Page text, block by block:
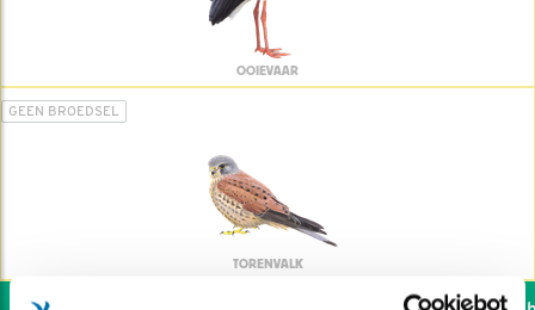
OOIEVAAR
GEEN BROEDSEL
TORENVALK